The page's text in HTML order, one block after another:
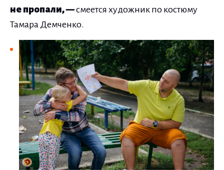
не пропали, —смеется художник по костюму
Тамара Демченко.